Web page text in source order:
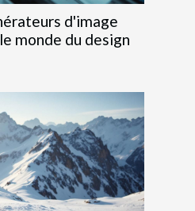
d'image
monde du design